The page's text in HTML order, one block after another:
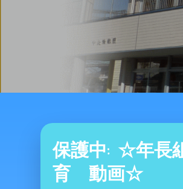
保護中: ☆年
育 動画☆